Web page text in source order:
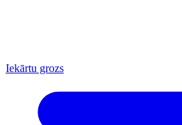
Iekārtu grozs